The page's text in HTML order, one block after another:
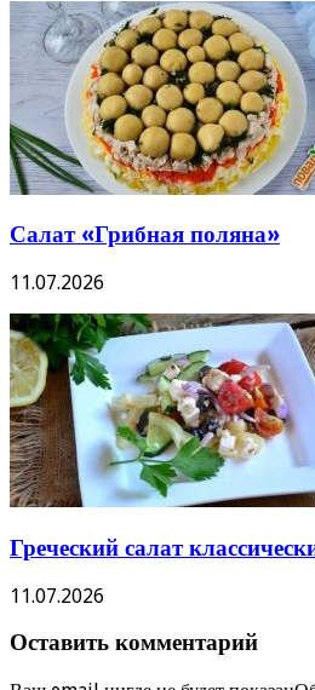
Салат «Грибная поляна»
11.07.2026
Греческий салат
11.07.2026
Оставить комментарий